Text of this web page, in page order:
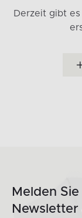
Derzeit gibt
Melden
Newsletter